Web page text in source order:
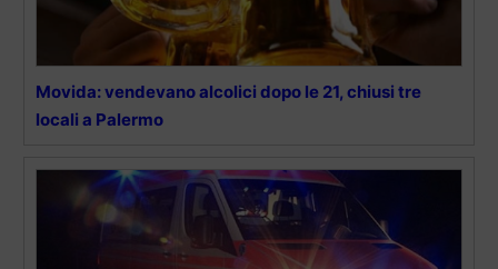
Movida: vendevano alcolici dopo le 21, chiusi tre
locali a Palermo